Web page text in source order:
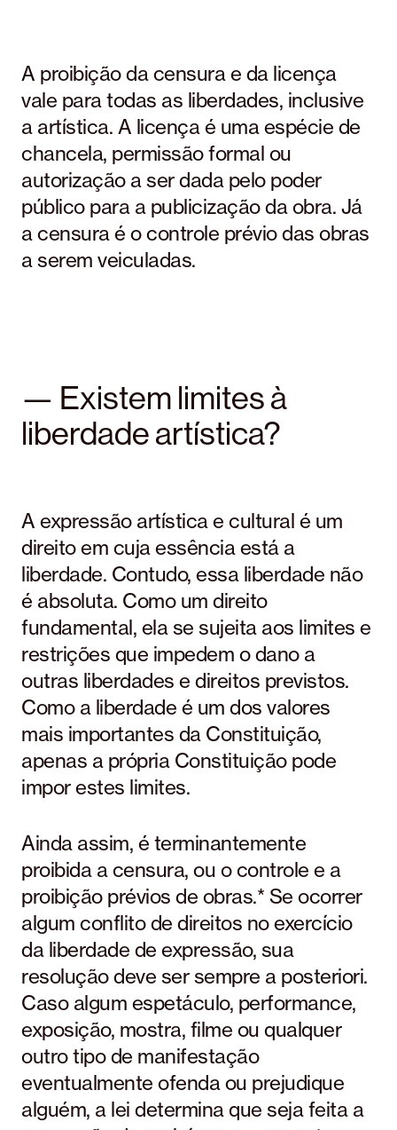
A proibição da censura e da licença
vale para todas as liberdades, inclusive
a artística. A licença é uma espécie de
chancela, permissão formal ou
autorização a ser dada pelo poder
público para a publicização da obra. Já
a censura é o controle prévio das obras
a serem veiculadas.
— Existem limites à
liberdade artística?
A expressão artística e cultural é um
direito em cuja essência está a
liberdade. Contudo, essa liberdade não
é absoluta. Como um direito
fundamental, ela se sujeita aos limites e
restrições que impedem o dano a
outras liberdades e direitos previstos.
Como a liberdade é um dos valores
mais importantes da Constituição,
apenas a própria Constituição pode
impor estes limites.
Ainda assim, é terminantemente
proibida a censura, ou o controle e a
proibição prévios de obras.* Se ocorrer
algum conflito de direitos no exercício
da liberdade de expressão, sua
resolução deve ser sempre a posteriori.
Caso algum espetáculo, performance,
exposição, mostra, filme ou qualquer
outro tipo de manifestação
eventualmente ofenda ou prejudique
alguém, a lei determina que seja feita a